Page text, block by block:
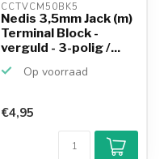
CCTVCM50BK5
Nedis 3,5mm Jack (m)
Terminal Block -
verguld - 3-polig /...
Op voorraad
€4,95